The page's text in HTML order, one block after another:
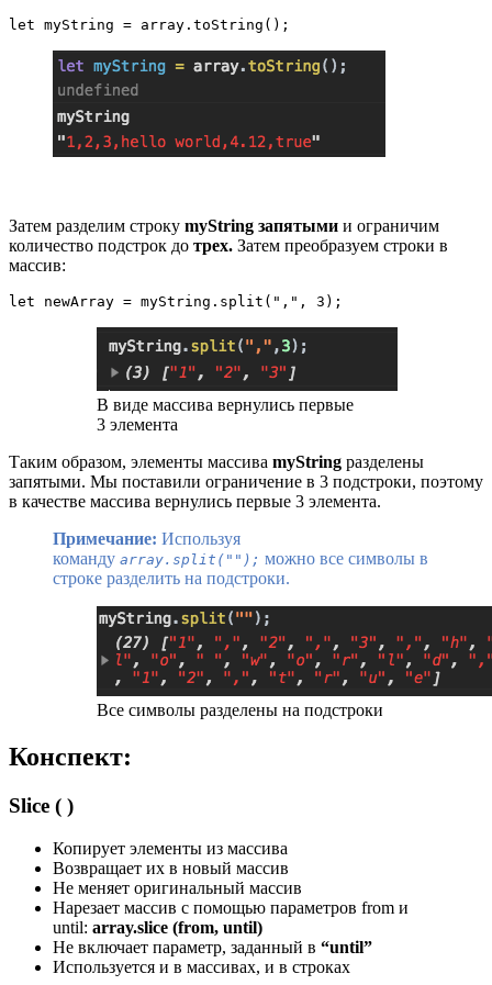
let myString = array.toString();
Затем разделим строку myString запятыми и ограничим
количество подстрок до трех. Затем преобразуем строки в
массив:
let newArray = myString.split(",", 3);
В виде массива вернулись первые
3 элемента
Таким образом, элементы массива myString разделены
запятыми. Мы поставили ограничение в 3 подстроки, поэтому
в качестве массива вернулись первые 3 элемента.
Примечание: Используя
команду array.split(""); можно все символы в
строке разделить на подстроки.
Все символы разделены на подстроки
Конспект:
Slice ( )
Копирует элементы из массива
Возвращает их в новый массив
Не меняет оригинальный массив
Нарезает массив с помощью параметров from и
until: array.slice (from, until)
Не включает параметр, заданный в “until”
Используется и в массивах, и в строках